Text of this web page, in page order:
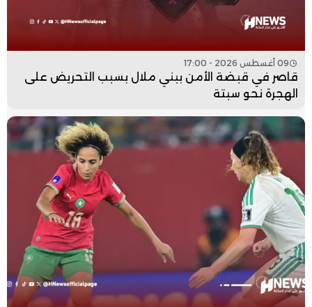
09 أغسطس 2026 - 17:00
قاصر في قبضة الأمن ببني ملال بسبب التحريض على
الهجرة نحو سبتة